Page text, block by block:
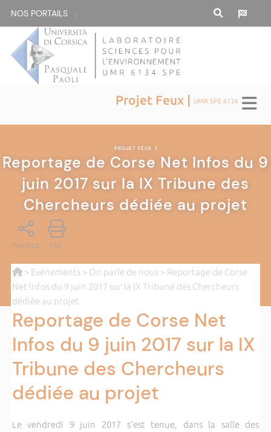
NOS PORTAILS :
Projet Feux | UMR SPE 6134
PROJET FEUX |
Reportage de Corse Net Infos du 9
juin 2017 sur la IX Tribune des
Chercheurs dédiée au projet
PARTAGE PDF
> Evènements> On parle de nous> Reportage de Corse
Net Infos du 9 juin 2017 sur la IX Tribune des Chercheurs
dédiée au projet
Reportage de Corse Net
Infos du 9 juin 2017 sur la IX
Tribune des Chercheurs
dédiée au projet
Le vendredi 9 juin 2017 s'est tenue, dans la salle des